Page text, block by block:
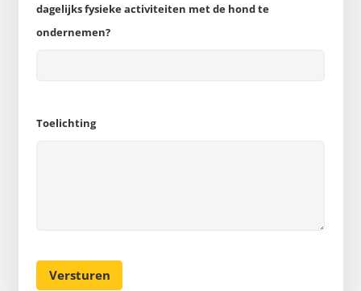
dagelijks fysieke activiteiten met de hond te
ondernemen?
Toelichting